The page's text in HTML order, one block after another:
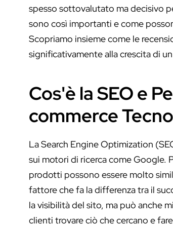
spesso sottovalutato ma decisivo
sono così importanti e come
Scopriamo insieme come le
significativamente alla crescita di
Cos'è la SEO e
commerce
La Search Engine Optimization
sui motori di ricerca come Google.
prodotti possono essere molto
fattore che fa la differenza tra il
la visibilità del sito, ma può anche
clienti trovare ciò che cercano e